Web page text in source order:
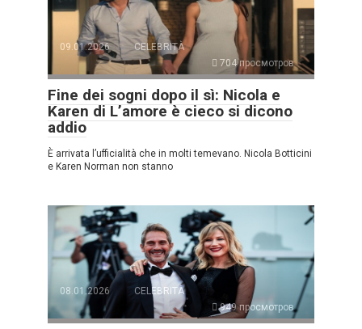
09.01.2026
CELEBRITÀ
704 просмотров
Fine dei sogni dopo il sì: Nicola e
Karen di L’amore è cieco si dicono
addio
È arrivata l’ufficialità che in molti temevano. Nicola Botticini
e Karen Norman non stanno
08.01.2026
CELEBRITÀ
949 просмотров